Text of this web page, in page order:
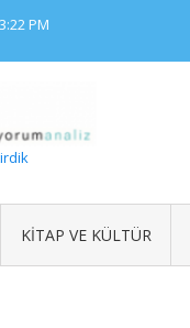
PM
KITAP VE KÜLTÜR